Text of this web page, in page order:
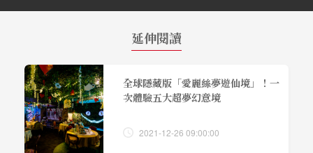
延伸閱讀
全球隱藏版「愛麗絲夢遊仙境」！一
次體驗五大超夢幻意境
2021-12-26 09:00:00